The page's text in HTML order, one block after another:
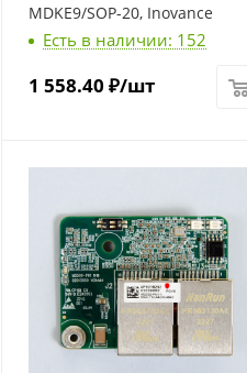
MDKE9/SOP-20, Inovance
Есть в наличии: 152
1 558.40 ₽/шт